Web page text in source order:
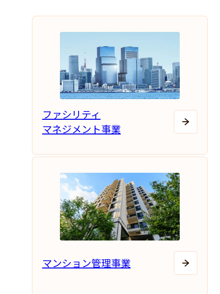
ファシリティ
マネジメント事業
マンション管理事業